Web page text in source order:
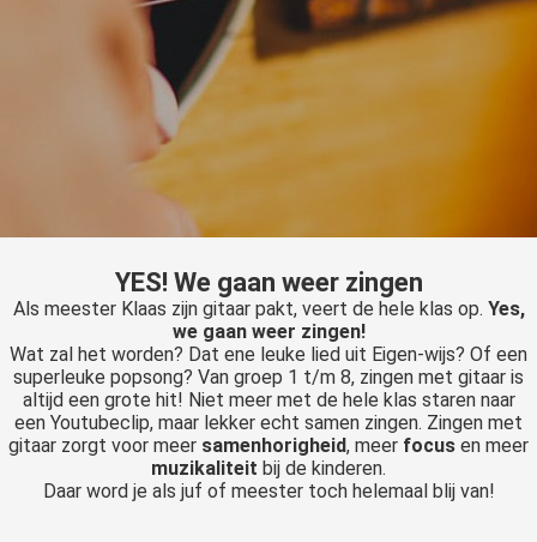
YES! We gaan weer zingen
Als meester Klaas zijn gitaar pakt, veert de hele klas op. Yes,
we gaan weer zingen!
Wat zal het worden? Dat ene leuke lied uit Eigen-wijs? Of een
superleuke popsong? Van groep 1 t/m 8, zingen met gitaar is
altijd een grote hit! Niet meer met de hele klas staren naar
een Youtubeclip, maar lekker echt samen zingen. Zingen met
gitaar zorgt voor meer samenhorigheid, meer focus en meer
muzikaliteit bij de kinderen.
Daar word je als juf of meester toch helemaal blij van!